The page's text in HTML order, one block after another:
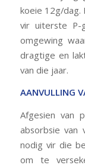
koeie 12g/dag.
vir uiterste P-
omgewing
dragtige en
van die jaar.
AANVULLING
Afgesien van
absorbsie van
nodig vir die
om te